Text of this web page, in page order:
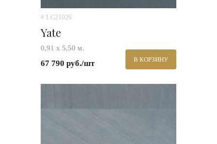
# LC21026
Yate
0,91 х 5,50 м.
67 790 руб./шт В КОРЗИНУ